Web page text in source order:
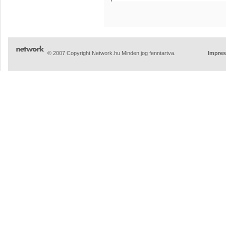
© 2007 Copyright Network.hu Minden jog fenntartva.